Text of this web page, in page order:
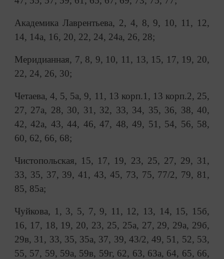
Академика Лаврентьева, 2, 4, 8, 9, 10, 11, 12,
14, 14а, 16, 20, 22, 24, 24а, 26, 28;
Меридианная, 7, 8, 9, 10, 11, 13, 15, 17, 19, 20,
22, 24, 26, 30;
Четаева, 4, 5, 5а, 9, 11, 13 корп.1, 13 корп.2, 25,
27, 27а, 28, 30, 31, 32, 33, 34, 35, 36, 38, 40,
42, 42а, 43, 44, 46, 47, 48, 49, 51, 54, 56, 58,
60, 62, 66, 68;
Чистопольская, 15, 17, 19, 23, 25, 27, 29, 31,
33, 35, 37, 39, 41, 43, 45, 73, 75, 77/2, 79, 81,
85, 85а;
Чуйкова, 1, 3, 5, 7, 9, 11, 12, 13, 14, 15, 15б,
16, 17, 18, 19, 20, 23, 25, 25а, 27, 29, 29а, 29б,
29в, 31, 33, 35, 35а, 37, 39, 43/2, 49, 51, 52, 53,
55, 57, 59, 59а, 59в, 59г, 62, 63, 63а, 64, 65, 66,